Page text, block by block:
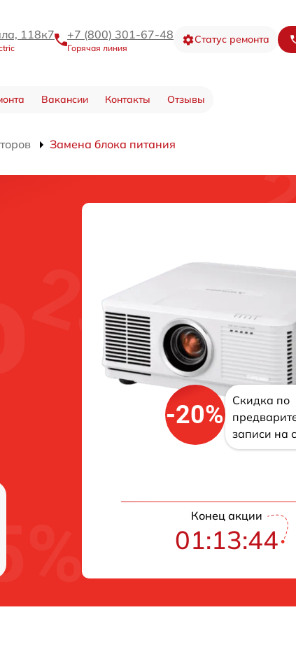
118к7 +7 (800) 301-67-48
Горячая линия
Статус ремонта
Вакансии Контакты Отзывы
Замена блока питания
-20%
Скидка по
записи на
Конец акции
01:13:43